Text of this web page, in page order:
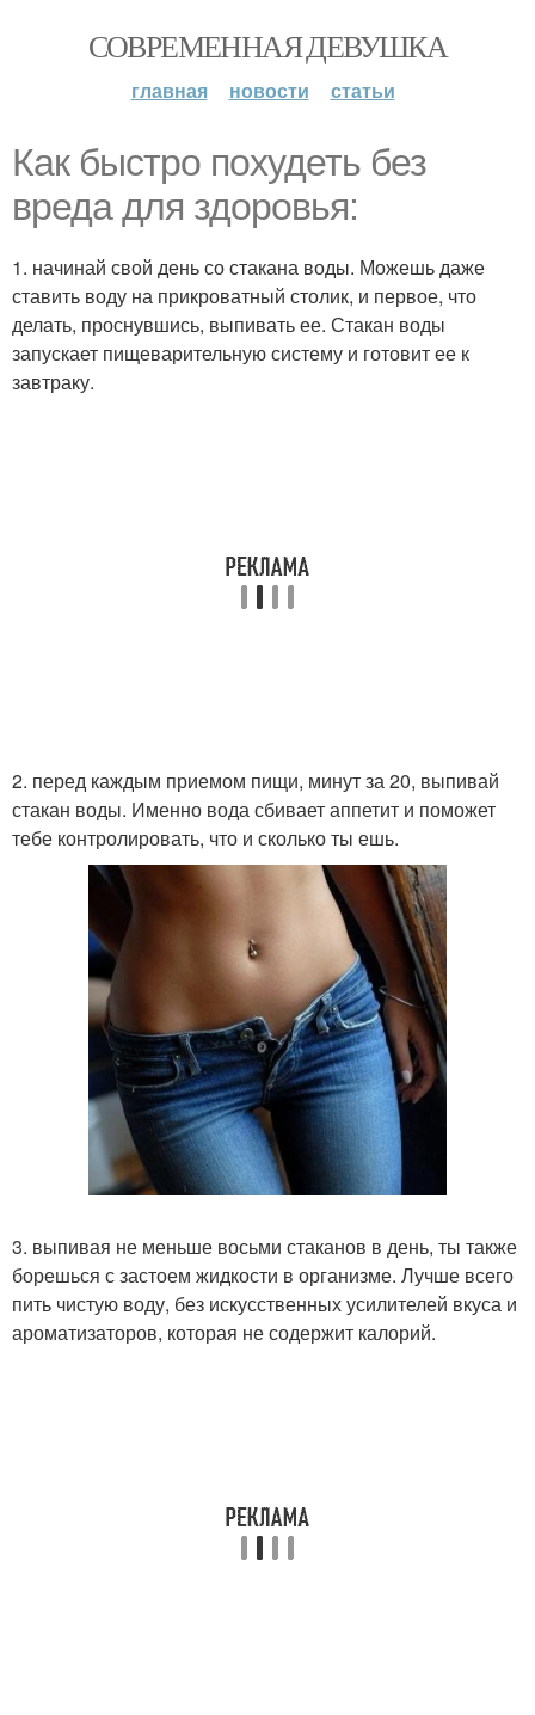
СОВРЕМЕННАЯ ДЕВУШКА
главная новости статьи
Как быстро похудеть без
вреда для здоровья:
1. начинай свой день со стакана воды. Можешь даже
ставить воду на прикроватный столик, и первое, что
делать, проснувшись, выпивать ее. Стакан воды
запускает пищеварительную систему и готовит ее к
завтраку.
2. перед каждым приемом пищи, минут за 20, выпивай
стакан воды. Именно вода сбивает аппетит и поможет
тебе контролировать, что и сколько ты ешь.
3. выпивая не меньше восьми стаканов в день, ты также
борешься с застоем жидкости в организме. Лучше всего
пить чистую воду, без искусственных усилителей вкуса и
ароматизаторов, которая не содержит калорий.